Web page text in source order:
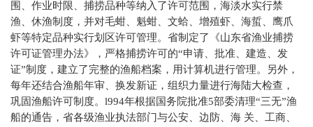
围、作业时限、捕捞品种等纳入了许可范围，海淡水实行禁
渔、休渔制度，并对毛蚶、魁蚶、文蛤、增殖虾、海蜇、鹰爪
虾等特定品种实行划区许可管理。省制定了《山东省渔业捕捞
许可证管理办法》，严格捕捞许可的“申请、批准、建造、发
证”制度，建立了完整的渔船档案，用计算机进行管理。另外，
每年还结合渔船年审、换发新证，组织力量进行海陆大检查，
巩固渔船许可制度。l994年根据国务院批准5部委清理“三无”渔
船的通告，省各级渔业执法部门与公安、边防、海 关、工商、